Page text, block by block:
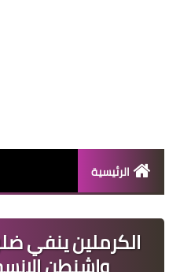
الرئيسية
الكرملين ينفي